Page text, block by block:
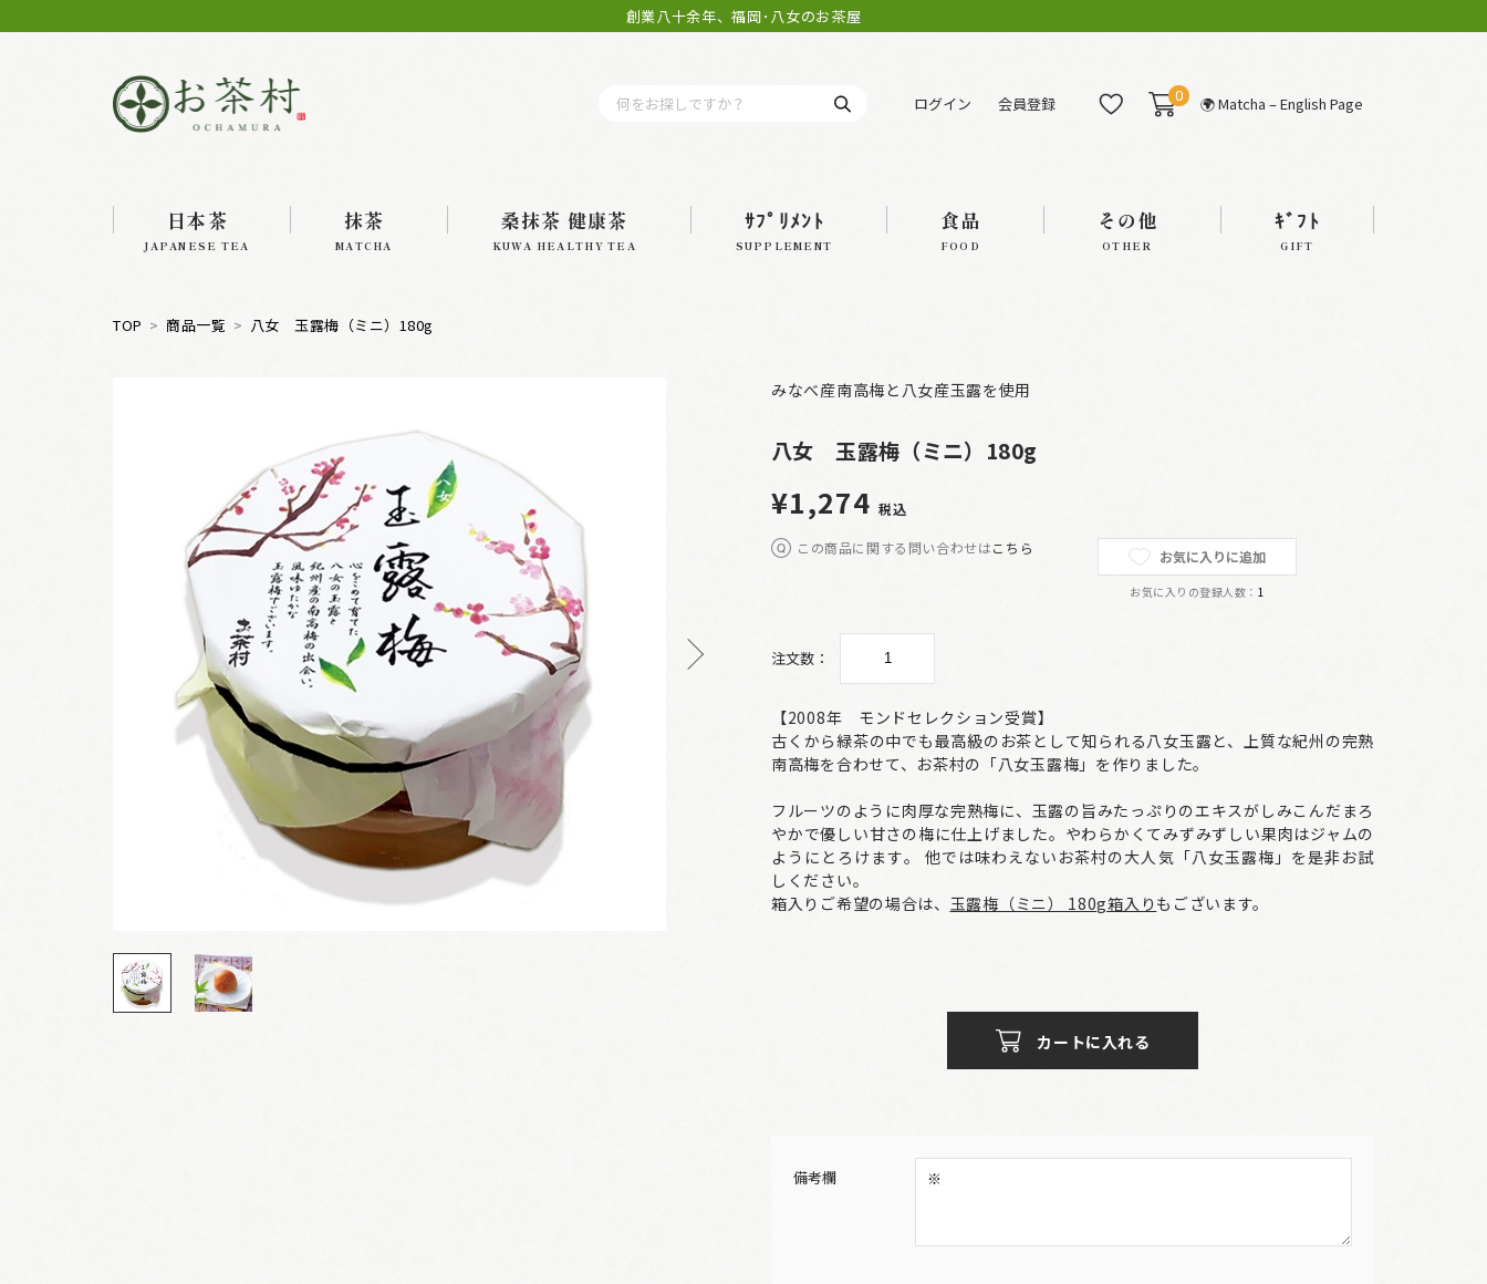
創業八十余年、福岡･八女のお茶屋
ログイン 会員登録 0 🌍 Matcha – English Page
日本茶
JAPANESE TEA
抹茶
MATCHA
桑抹茶 健康茶
KUWA HEALTHY TEA
ｻﾌﾟﾘﾒﾝﾄ
SUPPLEMENT
食品
FOOD
その他
OTHER
ｷﾞﾌﾄ
GIFT
TOP 商品一覧 八女 玉露梅（ミニ）180g
みなべ産南高梅と八女産玉露を使用
八女 玉露梅（ミニ）180g
¥1,274 税込
この商品に関する問い合わせはこちら お気に入りに追加
お気に入りの登録人数： 1
注文数：
【2008年 モンドセレクション受賞】
古くから緑茶の中でも最高級のお茶として知られる八女玉露と、上質な紀州の完熟
南高梅を合わせて、お茶村の「八女玉露梅」を作りました。
フルーツのように肉厚な完熟梅に、玉露の旨みたっぷりのエキスがしみこんだまろ
やかで優しい甘さの梅に仕上げました。やわらかくてみずみずしい果肉はジャムの
ようにとろけます。 他では味わえないお茶村の大人気「八女玉露梅」を是非お試
しください。
箱入りご希望の場合は、 玉露梅（ミニ） 180g箱入り もございます。
カートに入れる
備考欄